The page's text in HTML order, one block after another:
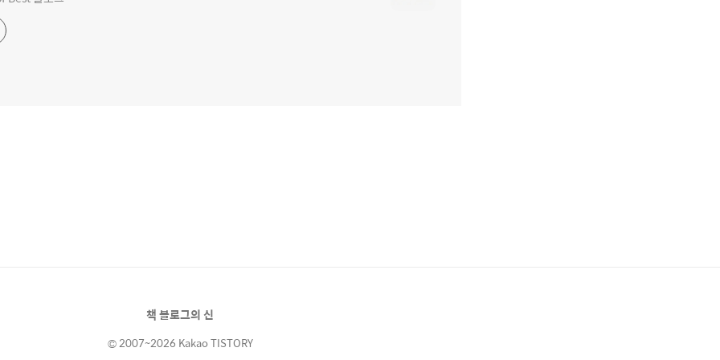
책 블로그의 신
© 2007~2026 Kakao TISTORY